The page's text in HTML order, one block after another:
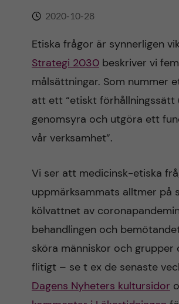
2020-10-28
Etiska frågor är synnerligen
Strategi 2030beskriver vi
målsättningar. Som nummer
att ett “etiskt förhållningssätt
genomsyra och utgöra ett
vår verksamhet”.
Vi ser att medicinsk-etiska
uppmärksammats alltmer på
kölvattnet av
behandlingen och
sköra människor och grupper
flitigt – se t ex de senaste
Dagens Nyheters kultursidor